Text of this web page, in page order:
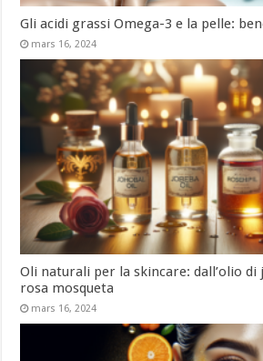
Gli acidi grassi Omega-3 e la pelle:
mars 16, 2024
Oli naturali per la skincare: dall’olio di
rosa mosqueta
mars 16, 2024